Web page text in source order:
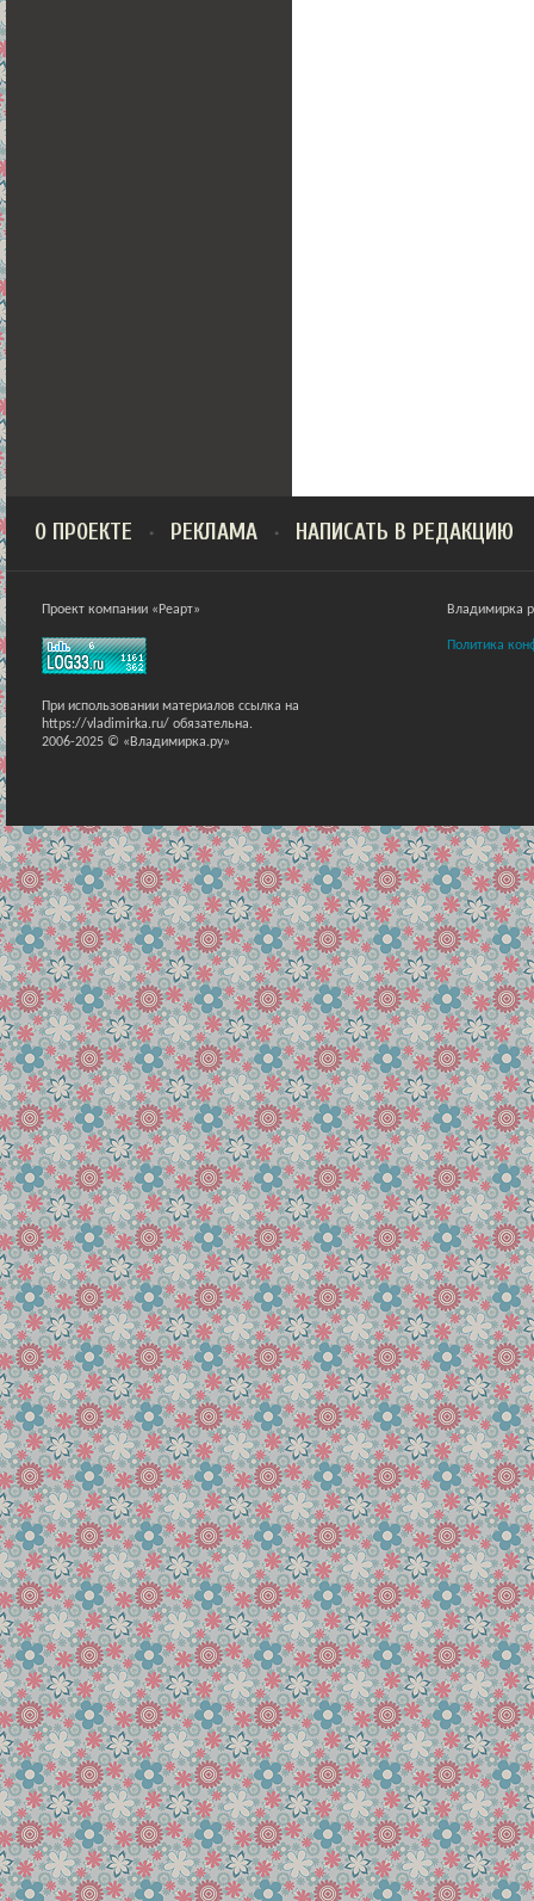
О ПРОЕКТЕ РЕКЛАМА НАПИСАТЬ В РЕДАКЦИЮ
Проект компании «Реарт»
При использовании материалов ссылка на
https://vladimirka.ru/ обязательна.
2006-2025 © «Владимирка.ру»
Владимирка
Политика